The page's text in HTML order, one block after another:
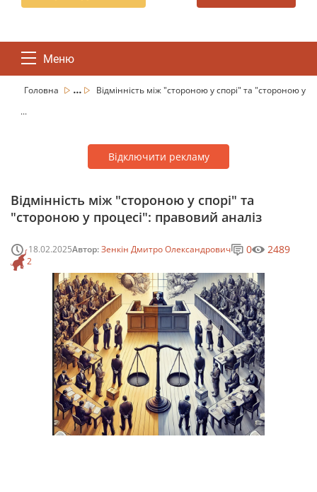
Меню
Головна ...
Відмінність між "стороною у спорі" та "стороною у
...
Відключити рекламу
Відмінність між "стороною у спорі" та
"стороною у процесі": правовий аналіз
18.02.2025Автор:Зенкін Дмитро Олександрович
2
0 2489